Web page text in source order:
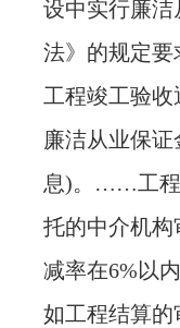
设中实行廉洁
法》的规定要
工程竣工验
廉洁从业保
息)。……工程
托的中介机
减率在6%以
如工程结算的